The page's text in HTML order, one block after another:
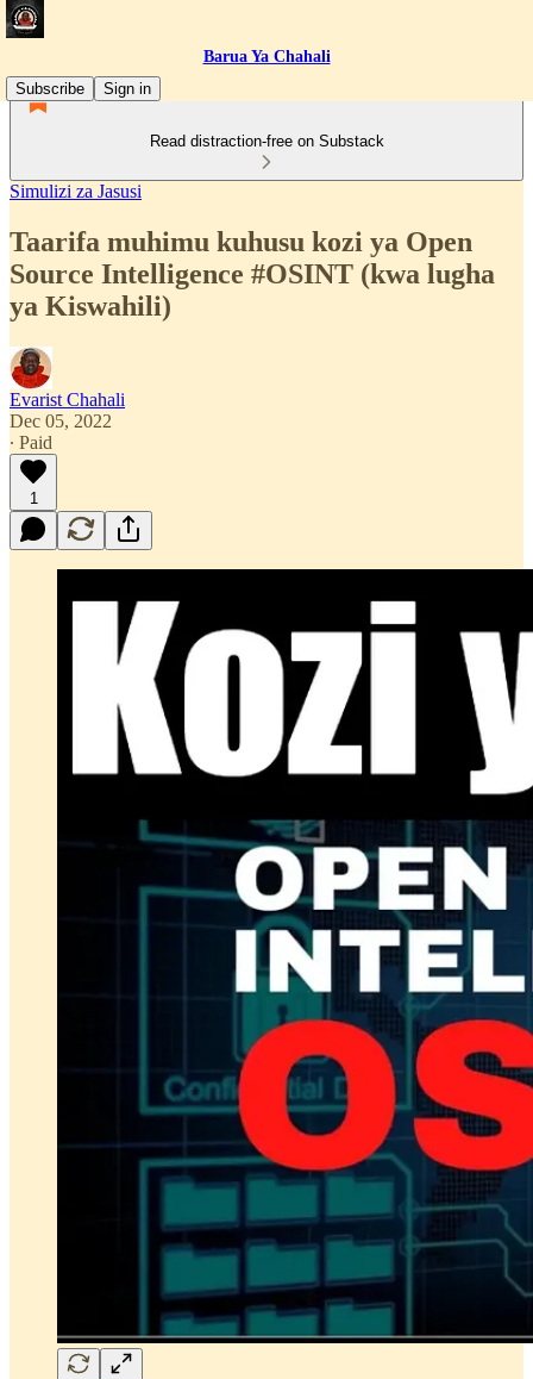
Barua Ya Chahali
Subscribe
Sign in
Read distraction-free on Substack
Simulizi za Jasusi
Taarifa muhimu kuhusu kozi ya Open
Source Intelligence #OSINT (kwa lugha
ya Kiswahili)
Evarist Chahali
Dec 05, 2022
∙ Paid
1